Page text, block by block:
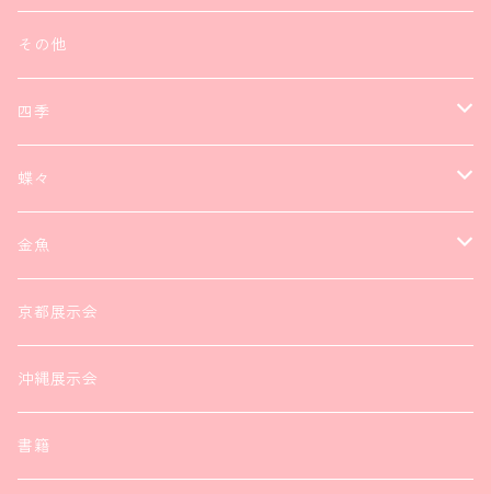
その他
四季
ネックレス
ブレスレット
ピアス
ブローチ
ヘアアクセサリー
蝶々
ネックレス
ブレスレット
ヘアアクセサリー
ピアス
金魚
ピアス
ヘアアクセサリー
京都展示会
沖縄展示会
書籍